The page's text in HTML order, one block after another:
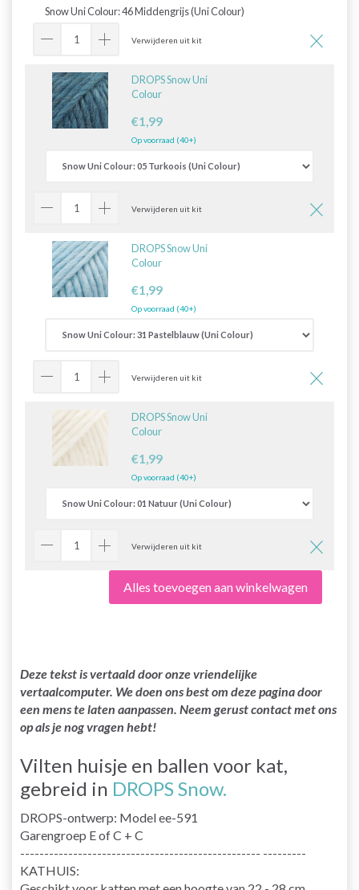
Snow Uni Colour:46 Middengrijs (Uni Colour)
Verwijderen uit kit
DROPS Snow Uni
Colour
€1,99
Op voorraad (40+)
Verwijderen uit kit
DROPS Snow Uni
Colour
€1,99
Op voorraad (40+)
Verwijderen uit kit
DROPS Snow Uni
Colour
€1,99
Op voorraad (40+)
Verwijderen uit kit
Alles toevoegen aan winkelwagen
Deze tekst is vertaald door onze vriendelijke
vertaalcomputer. We doen ons best om deze pagina door
een mens te laten aanpassen. Neem gerust contact met ons
op als je nog vragen hebt!
Vilten huisje en ballen voor kat,
gebreid in DROPS Snow.
DROPS-ontwerp: Model ee-591
Garengroep E of C + C
-------------------------------------------------- ---------
KATHUIS: